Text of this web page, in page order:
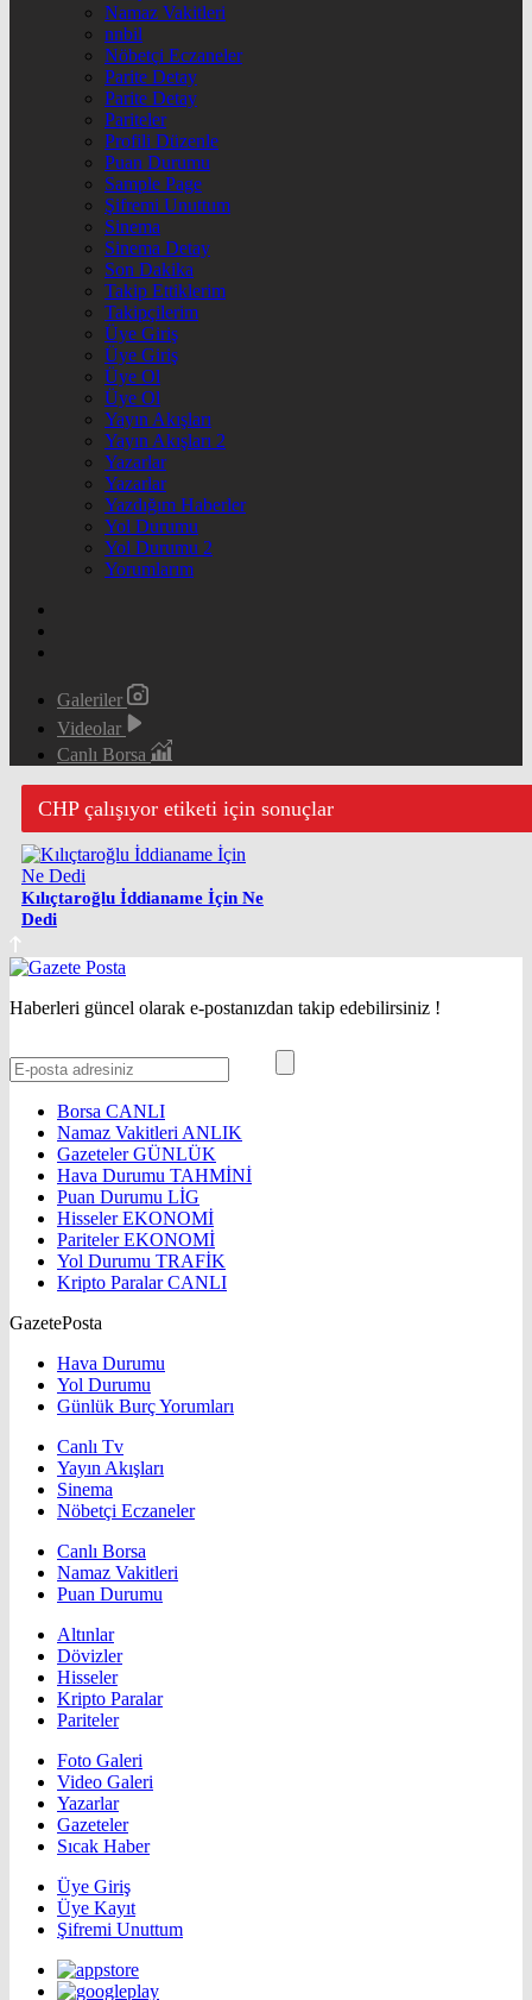
Namaz Vakitleri
nnbil
Nöbetçi Eczaneler
Parite Detay
Parite Detay
Pariteler
Profili Düzenle
Puan Durumu
Sample Page
Şifremi Unuttum
Sinema
Sinema Detay
Son Dakika
Takip Ettiklerim
Takipçilerim
Üye Giriş
Üye Giriş
Üye Ol
Üye Ol
Yayın Akışları
Yayın Akışları 2
Yazarlar
Yazarlar
Yazdığım Haberler
Yol Durumu
Yol Durumu 2
Yorumlarım
Galeriler
Videolar
Canlı Borsa
CHP çalışıyor etiketi için sonuçlar
Kılıçtaroğlu İddianame İçin Ne
Dedi
Haberleri güncel olarak e-postanızdan takip edebilirsiniz !
Borsa CANLI
Namaz Vakitleri ANLIK
GazetelerGÜNLÜK
Hava Durumu TAHMİNİ
Puan Durumu LİG
HisselerEKONOMİ
ParitelerEKONOMİ
Yol Durumu TRAFİK
Kripto ParalarCANLI
GazetePosta
Hava Durumu
Yol Durumu
Günlük Burç Yorumları
Canlı Tv
Yayın Akışları
Sinema
Nöbetçi Eczaneler
Canlı Borsa
Namaz Vakitleri
Puan Durumu
Altınlar
Dövizler
Hisseler
Kripto Paralar
Pariteler
Foto Galeri
Video Galeri
Yazarlar
Gazeteler
Sıcak Haber
Üye Giriş
Üye Kayıt
Şifremi Unuttum